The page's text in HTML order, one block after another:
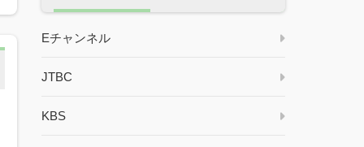
Eチャンネル
JTBC
KBS